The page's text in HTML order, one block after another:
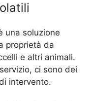
una soluzione
proprietà da
e altri animali.
ci sono dei
intervento.